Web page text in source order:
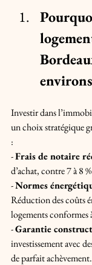
Investir dans
un choix stratégique
:
- Frais de notaire
d’achat, contre 7 à 8
- Normes
Réduction des coûts
logements conformes
- Garantie
investissement avec
de parfait achèvement.